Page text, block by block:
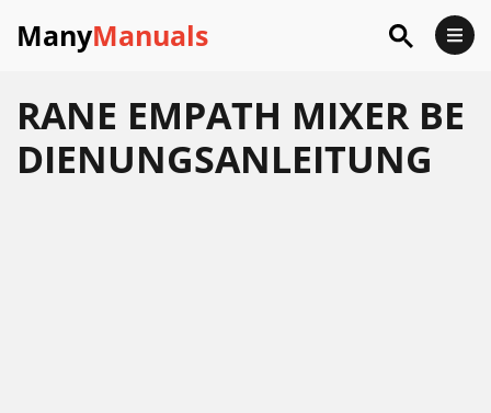
ManyManuals
RANE EMPATH MIXER BE
DIENUNGSANLEITUNG